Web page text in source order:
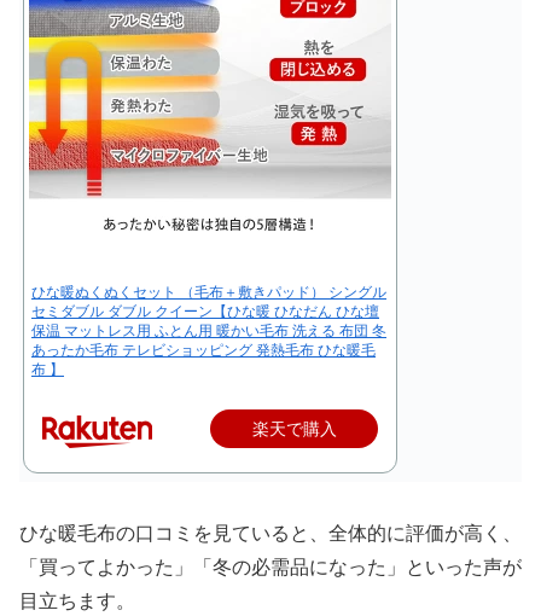
ひな暖ぬくぬくセット （毛布＋敷きパッド） シングル
セミダブル ダブル クイーン【ひな暖 ひなだん ひな壇
保温 マットレス用 ふとん用 暖かい毛布 洗える 布団 冬
あったか毛布 テレビショッピング 発熱毛布 ひな暖毛
布 】
楽天で購入
ひな暖毛布の口コミを見ていると、全体的に評価が高く、
「買ってよかった」「冬の必需品になった」といった声が
目立ちます。